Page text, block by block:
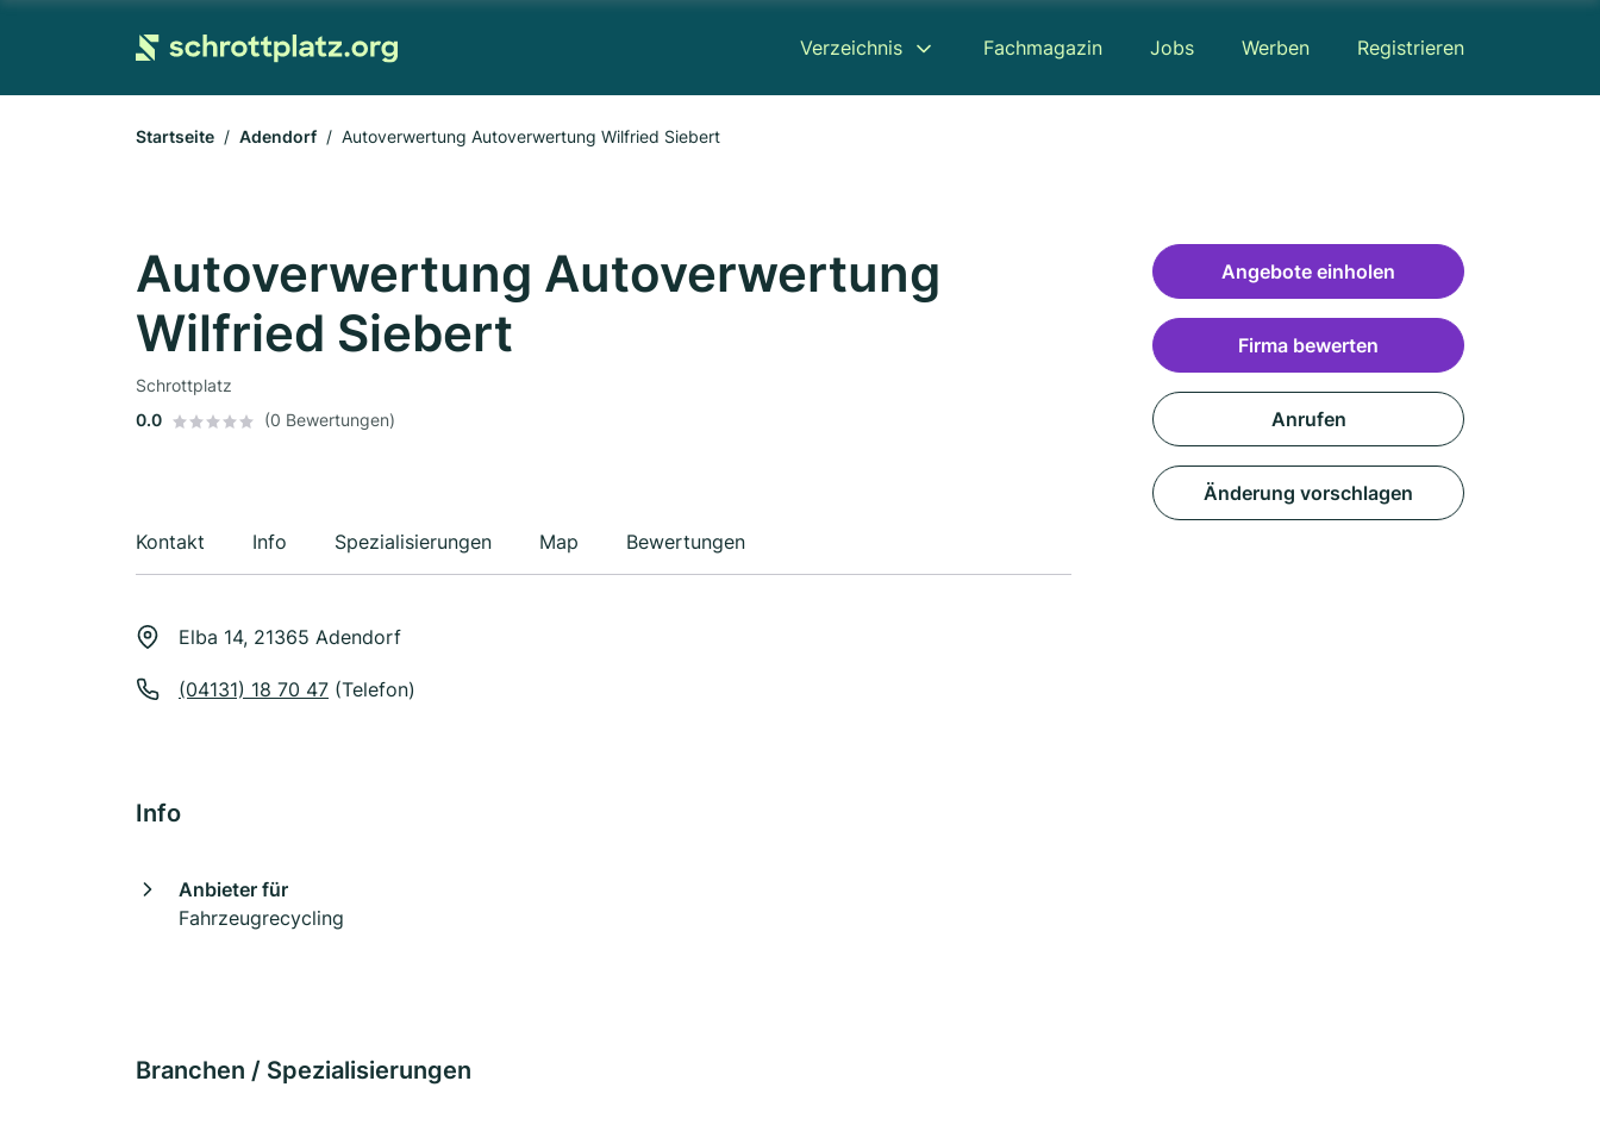
Verzeichnis Fachmagazin Jobs Werben Registrieren
Startseite Adendorf Autoverwertung Autoverwertung Wilfried Siebert
Autoverwertung Autoverwertung
Wilfried Siebert
Schrottplatz
0.0
(0 Bewertungen)
Kontakt Info Spezialisierungen Map Bewertungen
Elba 14, 21365 Adendorf
(04131) 18 70 47 (Telefon)
Info
Anbieter für
Fahrzeugrecycling
Branchen / Spezialisierungen
Angebote einholen
Firma bewerten
Anrufen
Änderung vorschlagen